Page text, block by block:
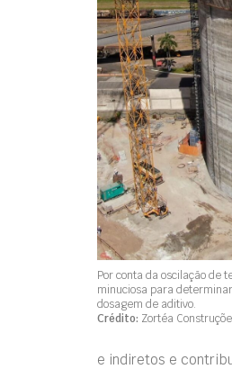
Por conta da oscilação de
minuciosa para
dosagem de aditivo.
Crédito: Zortéa
e indiretos e